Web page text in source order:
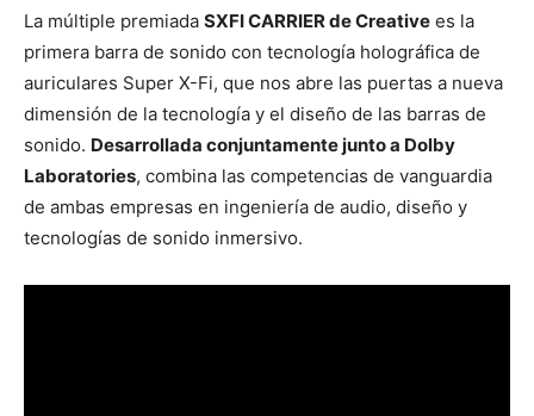
La múltiple premiada SXFI CARRIER de Creative es la
primera barra de sonido con tecnología holográfica de
auriculares Super X-Fi, que nos abre las puertas a nueva
dimensión de la tecnología y el diseño de las barras de
sonido. Desarrollada conjuntamente junto a Dolby
Laboratories, combina las competencias de vanguardia
de ambas empresas en ingeniería de audio, diseño y
tecnologías de sonido inmersivo.